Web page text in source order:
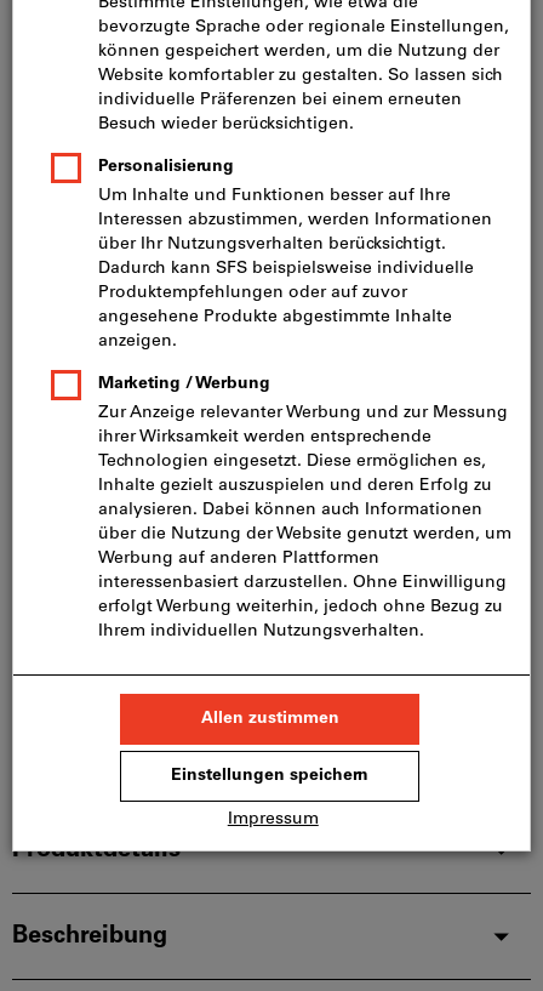
Preis pro 1 Stück
inkl. MwSt. zzgl. Versandkosten
Netto: CHF 21.85
⌀×Stärke (mm):
Wollen Sie mehrere Varianten gleichzeitig bestellen?
Zur Schnellerfassung
In den Warenkorb
Artikel teilen
Produktdetails
Beschreibung